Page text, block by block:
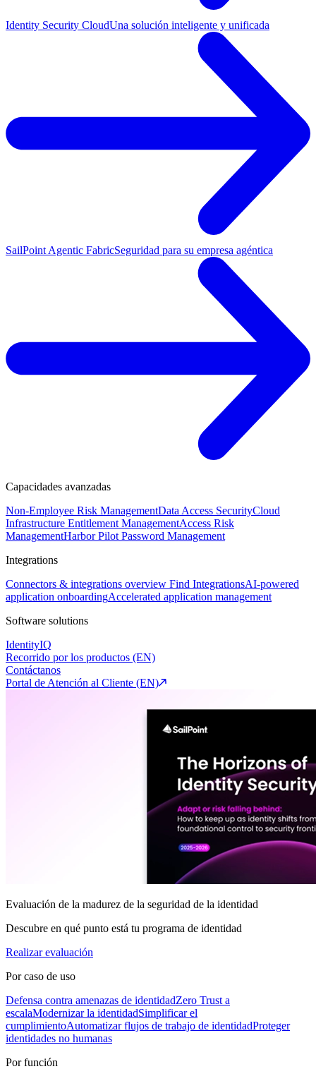
Identity Security CloudUna solución inteligente y unificada
SailPoint Agentic FabricSeguridad para su empresa agéntica
Capacidades avanzadas
Non-Employee Risk ManagementData Access SecurityCloud
Infrastructure Entitlement ManagementAccess Risk
ManagementHarbor Pilot Password Management
Integrations
Connectors & integrations overview Find IntegrationsAI-powered
application onboardingAccelerated application management
Software solutions
IdentityIQ
Recorrido por los productos (EN)
Contáctanos
Portal de Atención al Cliente (EN)
Evaluación de la madurez de la seguridad de la identidad
Descubre en qué punto está tu programa de identidad
Realizar evaluación
Por caso de uso
Defensa contra amenazas de identidadZero Trust a
escalaModernizar la identidadSimplificar el
cumplimientoAutomatizar flujos de trabajo de identidadProteger
identidades no humanas
Por función